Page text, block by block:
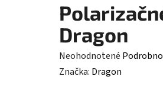
Dragon
Priemerné
hodnotenie
Neohodnotené
Značka: Dragon